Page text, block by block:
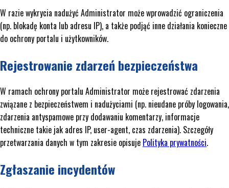
W razie wykrycia nadużyć Administrator może wprowadzić ograniczenia
(np. blokadę konta lub adresu IP), a także podjąć inne działania konieczne
do ochrony portalu i użytkowników.
Rejestrowanie zdarzeń bezpieczeństwa
W ramach ochrony portalu Administrator może rejestrować zdarzenia
związane z bezpieczeństwem i nadużyciami (np. nieudane próby logowania,
zdarzenia antyspamowe przy dodawaniu komentarzy, informacje
techniczne takie jak adres IP, user-agent, czas zdarzenia). Szczegóły
przetwarzania danych w tym zakresie opisuje Polityka prywatności.
Zgłaszanie incydentów